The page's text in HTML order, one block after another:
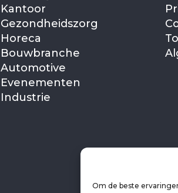
Om de beste
Kantoor
Gezondheidszorg
Horeca
Bouwbranche
Automotive
Evenementen
Industrie